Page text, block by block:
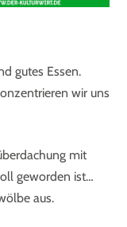
gutes Essen.
wir uns
mit
geworden ist…
aus.